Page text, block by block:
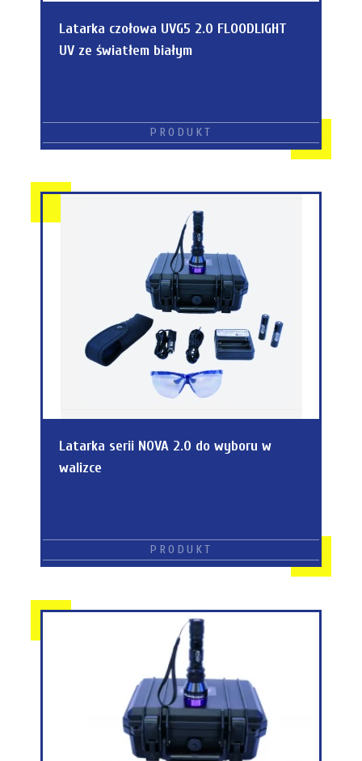
Latarka czołowa UVG5 2.0 FLOODLIGHT
UV ze światłem białym
Latarka serii NOVA 2.0 do wyboru w
walizce